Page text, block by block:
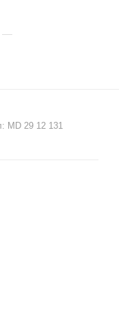
—
MD 29 12 131